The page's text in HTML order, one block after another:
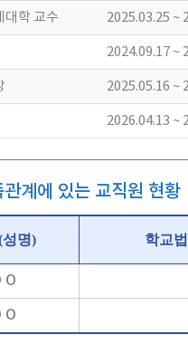
대학 교수 2025.03.25 ~
2024.09.17 ~
2025.05.16 ~
2026.04.13 ~
계에 있는 교직원 현황
명) 학교
O
O